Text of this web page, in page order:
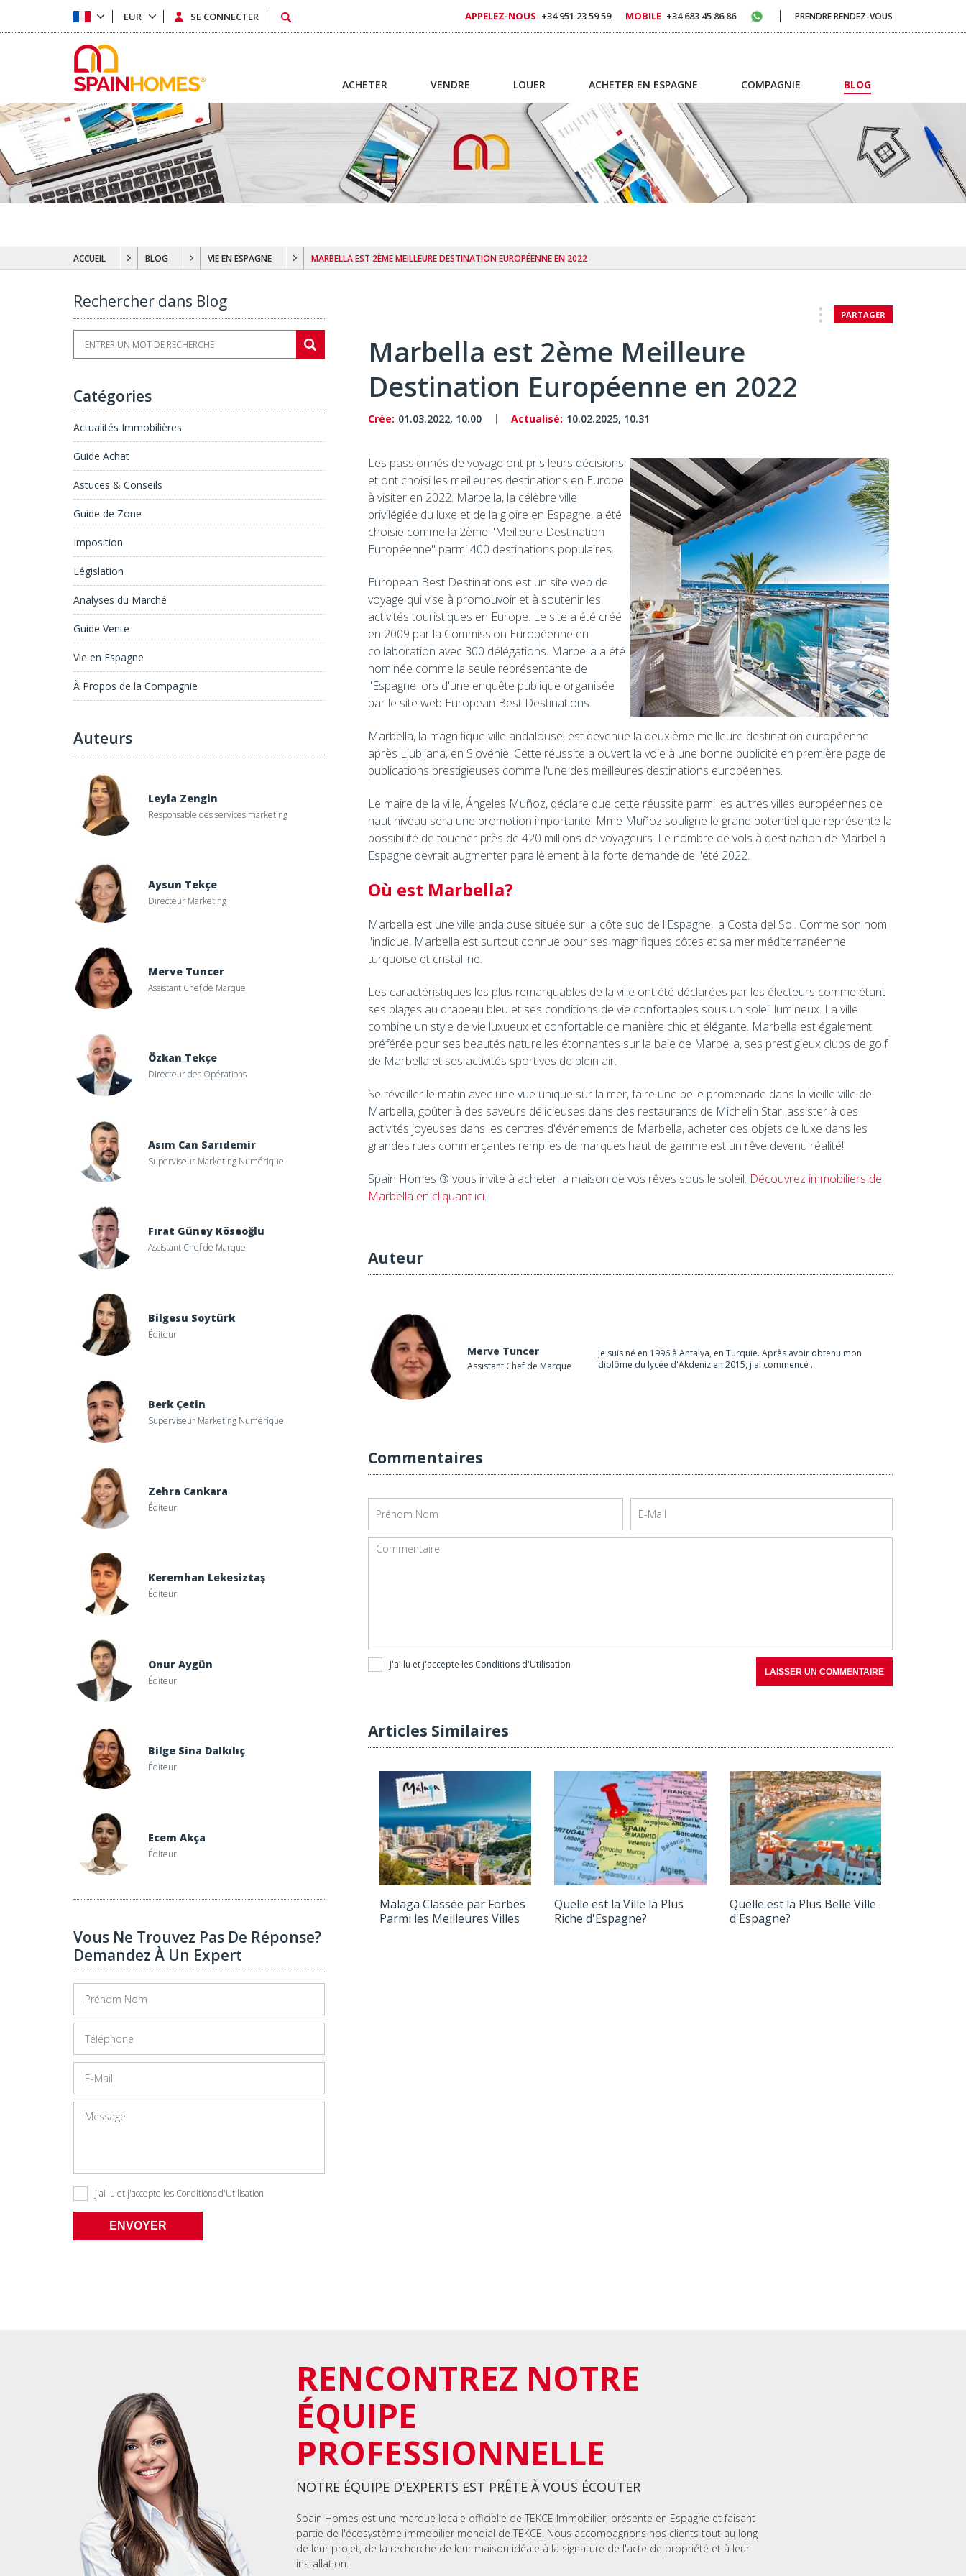
ACCUEIL BLOG VIE EN ESPAGNE MARBELLA EST 2ÈME MEILLEURE DESTINATION EUROPÉENNE EN 2022
Rechercher dans Blog
Catégories
Actualités Immobilières
Guide Achat
Astuces & Conseils
Guide de Zone
Imposition
Législation
Analyses du Marché
Guide Vente
Vie en Espagne
À Propos de la Compagnie
Auteurs
Leyla Zengin
Responsable des services marketing
Aysun Tekçe
Directeur Marketing
Merve Tuncer
Assistant Chef de Marque
Özkan Tekçe
Directeur des Opérations
Asım Can Sarıdemir
Superviseur Marketing Numérique
Fırat Güney Köseoğlu
Assistant Chef de Marque
Bilgesu Soytürk
Éditeur
Berk Çetin
Superviseur Marketing Numérique
Zehra Cankara
Éditeur
Keremhan Lekesiztaş
Éditeur
Onur Aygün
Éditeur
Bilge Sina Dalkılıç
Éditeur
Ecem Akça
Éditeur
Vous Ne Trouvez Pas De Réponse?
Demandez À Un Expert
J'ai lu et j'accepte les Conditions d'Utilisation
ENVOYER
PARTAGER
Marbella est 2ème Meilleure
Destination Européenne en 2022
Crée: 01.03.2022, 10.00 Actualisé: 10.02.2025, 10.31
Les passionnés de voyage ont pris leurs décisions
et ont choisi les meilleures destinations en Europe
à visiter en 2022. Marbella, la célèbre ville
privilégiée du luxe et de la gloire en Espagne, a été
choisie comme la 2ème "Meilleure Destination
Européenne" parmi 400 destinations populaires.
European Best Destinations est un site web de
voyage qui vise à promouvoir et à soutenir les
activités touristiques en Europe. Le site a été créé
en 2009 par la Commission Européenne en
collaboration avec 300 délégations. Marbella a été
nominée comme la seule représentante de
l'Espagne lors d'une enquête publique organisée
par le site web European Best Destinations.
Marbella, la magnifique ville andalouse, est devenue la deuxième meilleure destination européenne
après Ljubljana, en Slovénie. Cette réussite a ouvert la voie à une bonne publicité en première page de
publications prestigieuses comme l'une des meilleures destinations européennes.
Le maire de la ville, Ángeles Muñoz, déclare que cette réussite parmi les autres villes européennes de
haut niveau sera une promotion importante. Mme Muñoz souligne le grand potentiel que représente la
possibilité de toucher près de 420 millions de voyageurs. Le nombre de vols à destination de Marbella
Espagne devrait augmenter parallèlement à la forte demande de l'été 2022.
Où est Marbella?
Marbella est une ville andalouse située sur la côte sud de l'Espagne, la Costa del Sol. Comme son nom
l'indique, Marbella est surtout connue pour ses magnifiques côtes et sa mer méditerranéenne
turquoise et cristalline.
Les caractéristiques les plus remarquables de la ville ont été déclarées par les électeurs comme étant
ses plages au drapeau bleu et ses conditions de vie confortables sous un soleil lumineux. La ville
combine un style de vie luxueux et confortable de manière chic et élégante. Marbella est également
préférée pour ses beautés naturelles étonnantes sur la baie de Marbella, ses prestigieux clubs de golf
de Marbella et ses activités sportives de plein air.
Se réveiller le matin avec une vue unique sur la mer, faire une belle promenade dans la vieille ville de
Marbella, goûter à des saveurs délicieuses dans des restaurants de Michelin Star, assister à des
activités joyeuses dans les centres d'événements de Marbella, acheter des objets de luxe dans les
grandes rues commerçantes remplies de marques haut de gamme est un rêve devenu réalité!
Spain Homes ® vous invite à acheter la maison de vos rêves sous le soleil. Découvrez immobiliers de
Marbella en cliquant ici.
Auteur
Merve Tuncer
Assistant Chef de Marque
Je suis né en 1996 à Antalya, en Turquie. Après avoir obtenu mon
diplôme du lycée d'Akdeniz en 2015, j'ai commencé ...
Commentaires
J'ai lu et j'accepte les Conditions d'Utilisation
LAISSER UN COMMENTAIRE
Articles Similaires
Malaga Classée par Forbes
Parmi les Meilleures Villes
D'espagne?
Quelle est la Ville la Plus
Riche d'Espagne?
Quelle Est La Plus Belle Ville D'espagne?
Quelle est la Plus Belle Ville
d'Espagne?
EUR SE CONNECTER APPELEZ-NOUS +34 951 23 59 59 MOBILE +34 683 45 86 86 PRENDRE RENDEZ-VOUS
ACHETER VENDRE LOUER ACHETER EN ESPAGNE COMPAGNIE BLOG
RENCONTREZ NOTRE
ÉQUIPE
PROFESSIONNELLE
NOTRE ÉQUIPE D'EXPERTS EST PRÊTE À VOUS ÉCOUTER
Spain Homes est une marque locale officielle de TEKCE Immobilier, présente en Espagne et faisant
partie de l'écosystème immobilier mondial de TEKCE. Nous accompagnons nos clients tout au long
de leur projet, de la recherche de leur maison idéale à la signature de l'acte de propriété et à leur
installation.